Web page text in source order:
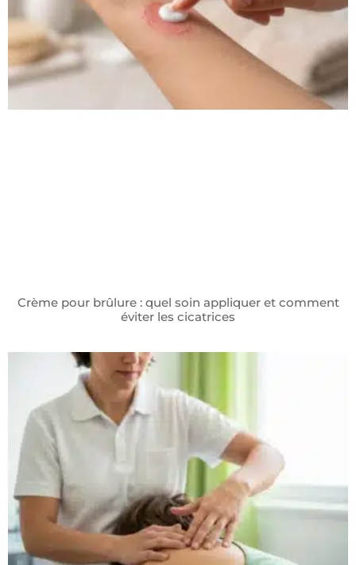
Crème pour brûlure : quel soin appliquer et comment
éviter les cicatrices